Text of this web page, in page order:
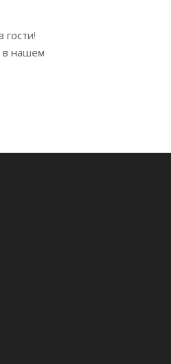
в нашем